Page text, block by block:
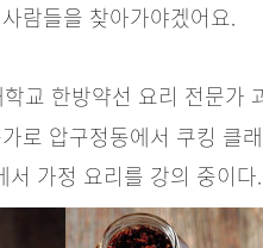
람들을 찾아가야겠어요.
교 한방약선 요리 전문가
로 압구정동에서 쿠킹 클
가정 요리를 강의 중이다.